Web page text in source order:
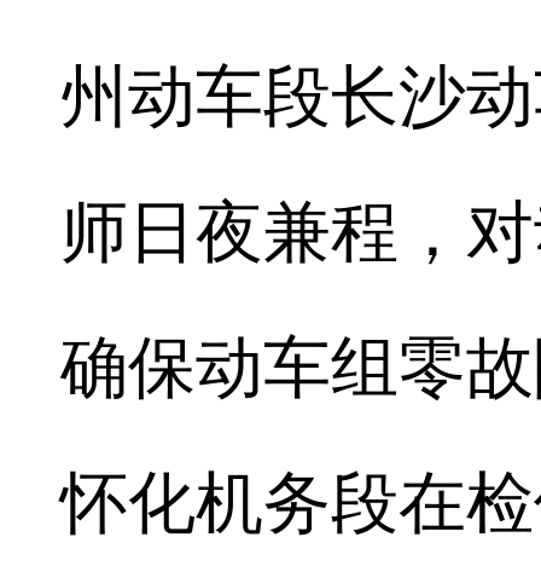
州动车段长沙
师日夜兼程，
确保动车组零
怀化机务段在